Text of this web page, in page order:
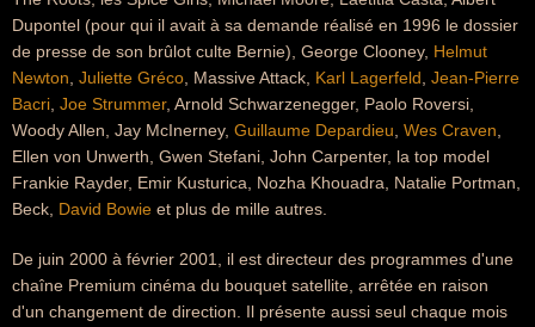
Dupontel (pour qui il avait à sa demande réalisé en 1996 le dossier
de presse de son brûlot culte Bernie), George Clooney, Helmut
Newton Juliette Gréco , Massive Attack, Karl Lagerfeld Jean-Pierre
Bacri Joe Strummer, Arnold Schwarzenegger, Paolo Roversi,
Woody Allen, Jay McInerney, Guillaume Depardieu Wes Craven
Ellen von Unwerth, Gwen Stefani, John Carpenter, la top model
Frankie Rayder, Emir Kusturica, Nozha Khouadra, Natalie Portman,
Beck, David Bowie et plus de mille autres.
De juin 2000 à février 2001, il est directeur des programmes d'une
chaîne Premium cinéma du bouquet satellite, arrêtée en raison
d'un changement de direction. Il présente aussi seul chaque mois